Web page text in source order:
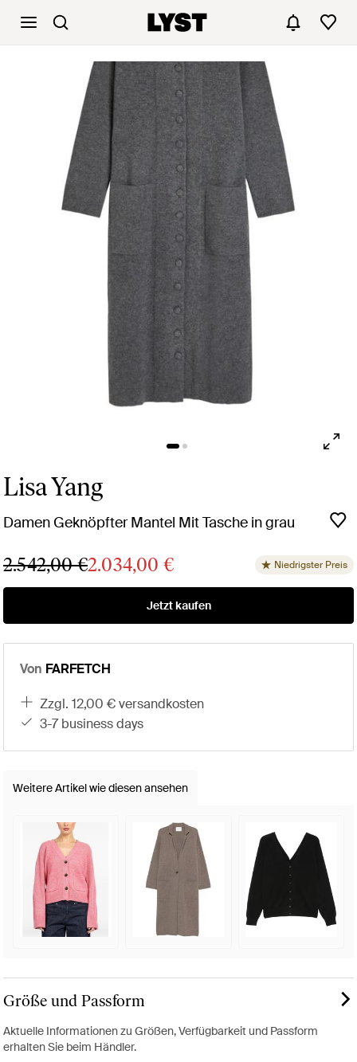
Lisa Yang
Damen Geknöpfter Mantel Mit Tasche in grau
2.542,00 €2.034,00 € Niedrigster Preis
Jetzt kaufen
Von FARFETCH
zzgl. 12,00 € versandkosten
3-7 business days
Weitere Artikel wie diesen ansehen
Größe und Passform
Aktuelle Informationen zu Größen, Verfügbarkeit und Passform
erhalten Sie beim Händler.